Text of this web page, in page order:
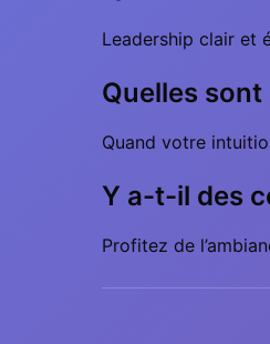
Leadership clair et
Quelles
Quand votre
Y a-t-il des
Profitez de